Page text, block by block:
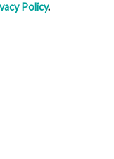
Policy.